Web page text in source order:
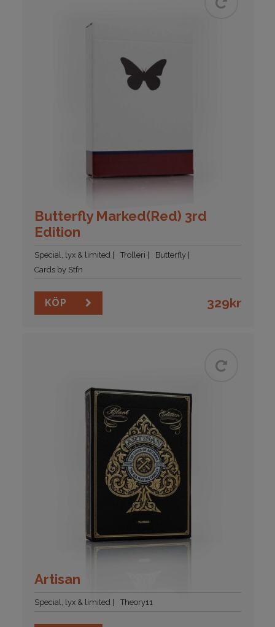
Butterfly Marked(Red) 3rd
Edition
Special, lyx & limited Trolleri
Butterfly
Cards by Stfn
KÖP 329kr
Artisan
Special, lyx & limited Theory11